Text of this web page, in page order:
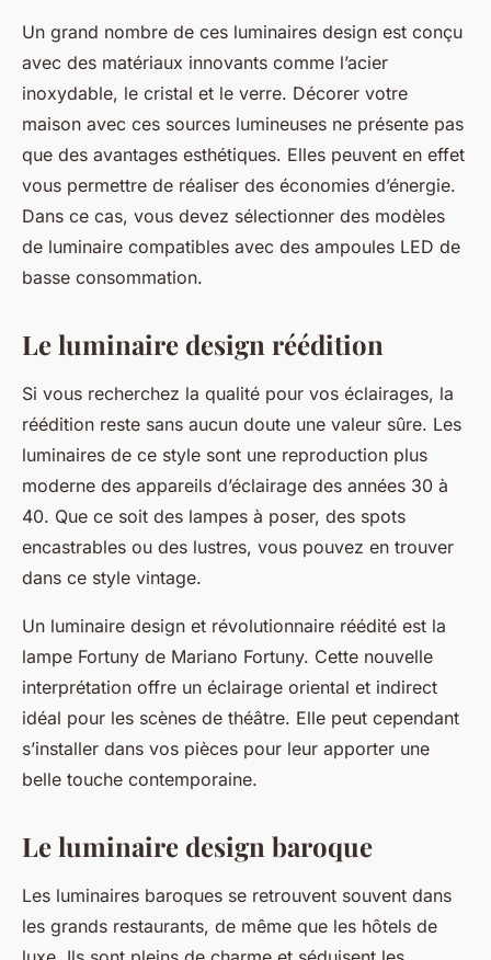
Un grand nombre de ces luminaires design est conçu
avec des matériaux innovants comme l’acier
inoxydable, le cristal et le verre. Décorer votre
maison avec ces sources lumineuses ne présente pas
que des avantages esthétiques. Elles peuvent en effet
vous permettre de réaliser des économies d’énergie.
Dans ce cas, vous devez sélectionner des modèles
de luminaire compatibles avec des ampoules LED de
basse consommation.
Le luminaire design réédition
Si vous recherchez la qualité pour vos éclairages, la
réédition reste sans aucun doute une valeur sûre. Les
luminaires de ce style sont une reproduction plus
moderne des appareils d’éclairage des années 30 à
40. Que ce soit des lampes à poser, des spots
encastrables ou des lustres, vous pouvez en trouver
dans ce style vintage.
Un luminaire design et révolutionnaire réédité est la
lampe Fortuny de Mariano Fortuny. Cette nouvelle
interprétation offre un éclairage oriental et indirect
idéal pour les scènes de théâtre. Elle peut cependant
s’installer dans vos pièces pour leur apporter une
belle touche contemporaine.
Le luminaire design baroque
Les luminaires baroques se retrouvent souvent dans
les grands restaurants, de même que les hôtels de